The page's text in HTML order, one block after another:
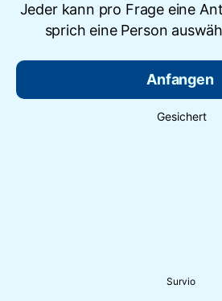
Jeder kann pro Frage eine
sprich eine Person
Anfangen
Gesichert
Survio